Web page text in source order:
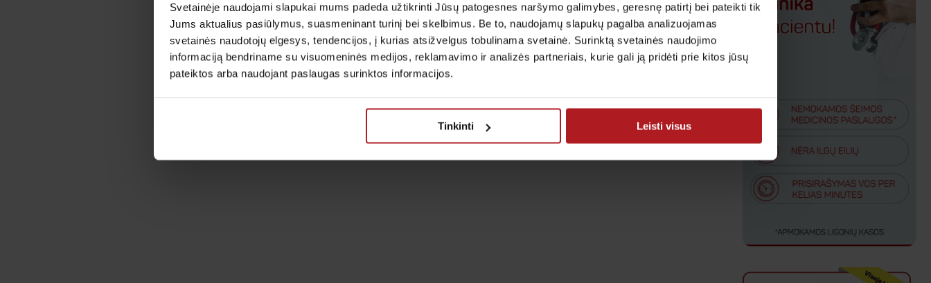
Svetainėje naudojami slapukai mums padeda užtikrinti Jūsų patogesnes naršymo galimybes, geresnę patirtį bei pateikti tik
Jums aktualius pasiūlymus, suasmeninant turinį bei skelbimus. Be to, naudojamų slapukų pagalba analizuojamas
svetainės naudotojų elgesys, tendencijos, į kurias atsižvelgus tobulinama svetainė. Surinktą svetainės naudojimo
informaciją bendriname su visuomeninės medijos, reklamavimo ir analizės partneriais, kurie gali ją pridėti prie kitos jūsų
pateiktos arba naudojant paslaugas surinktos informacijos.
Tinkinti Leisti visus